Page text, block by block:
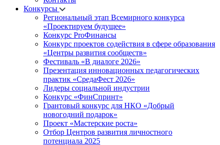
Конкурсы
Региональный этап Всемирного конкурса
«Проектируем будущее»
Конкурс ProФинансы
Конкурс проектов содействия в сфере образования
«Центры развития сообществ»
Фестиваль «В диалоге 2026»
Презентация инновационных педагогических
практик «СредаФест 2026»
Лидеры социальной индустрии
Конкурс «ФинСпринт»
Грантовый конкурс для НКО «Добрый
новогодний подарок»
Проект «Мастерские роста»
Отбор Центров развития личностного
потенциала 2025